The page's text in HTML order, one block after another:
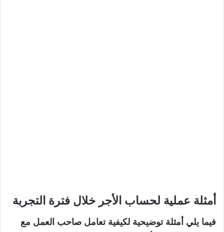
أمثلة عملية لحساب الأجر خلال فترة التجربة
فيما يلي أمثلة توضيحية لكيفية تعامل صاحب العمل مع